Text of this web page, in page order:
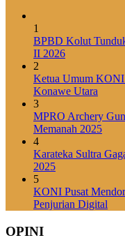
1
BPBD Kolut
II 2026
2
Ketua Umum
Konawe Utara
3
MPRO Archery
Memanah 2025
4
Karateka Sultra
2025
5
KONI Pusat
Penjurian Digital
OPINI